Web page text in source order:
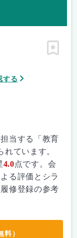
する
ピン留
当する「教育
ています。
4.0点です。会
る評価とシラ
修登録の参考
）